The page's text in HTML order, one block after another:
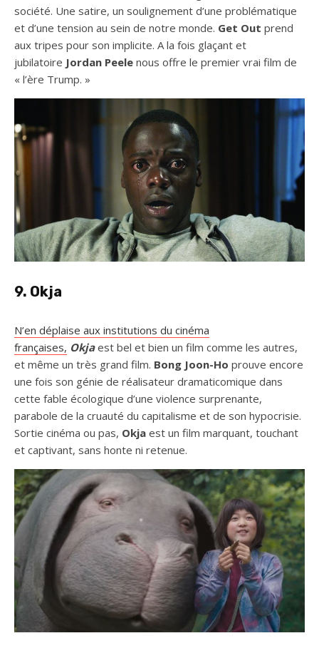
société. Une satire, un soulignement d’une problématique
et d’une tension au sein de notre monde. Get Out prend
aux tripes pour son implicite. A la fois glaçant et
jubilatoire Jordan Peele nous offre le premier vrai film de
« l’ère Trump. »
9. Okja
N’en déplaise aux institutions du cinéma
françaises, Okja est bel et bien un film comme les autres,
et même un très grand film. Bong Joon-Ho prouve encore
une fois son génie de réalisateur dramaticomique dans
cette fable écologique d’une violence surprenante,
parabole de la cruauté du capitalisme et de son hypocrisie.
Sortie cinéma ou pas, Okja est un film marquant, touchant
et captivant, sans honte ni retenue.